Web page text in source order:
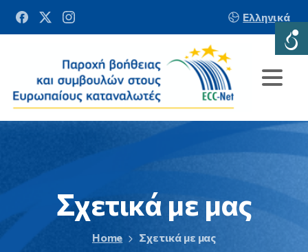
Ελληνικά
Σχετικά με μας
Home Σχετικά με μας